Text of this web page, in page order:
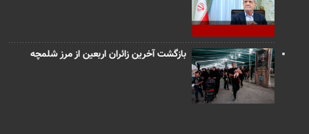
بازگشت آخرین زائران اربعین از مرز شلمچه